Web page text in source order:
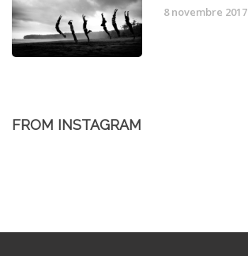
8 novembre 2017
FROM INSTAGRAM